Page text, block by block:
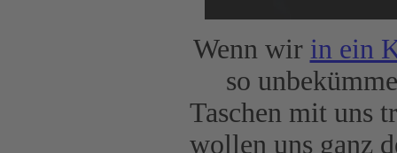
Wenn wir in ein
so
Taschen mit uns
wollen uns ganz